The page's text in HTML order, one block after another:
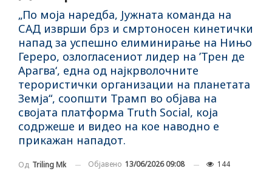
„По моја наредба, Јужната команда на
САД изврши брз и смртоносен кинетички
напад за успешно елиминирање на Нињо
Гереро, озлогласениот лидер на ’Трен де
Арагва‘, една од најкрволочните
терористички организации на планетата
Земја“, соопшти Трамп во објава на
својата платформа Truth Social, која
содржеше и видео на кое наводно е
прикажан нападот.
Од Triling Mk Објавено 13/06/2026 09:08 144